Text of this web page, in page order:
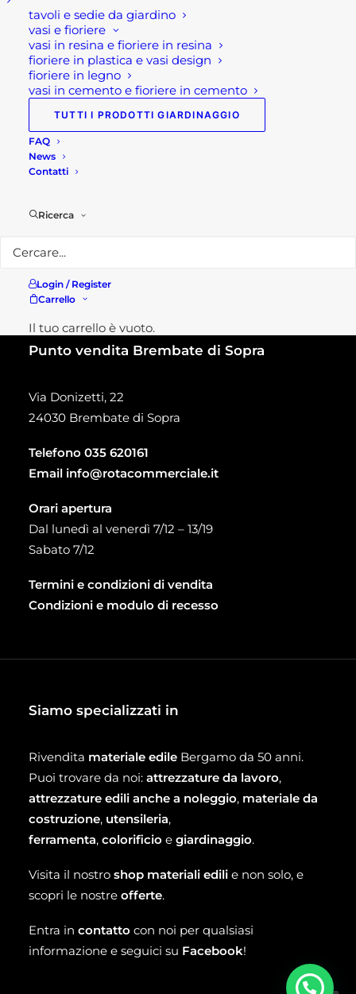
tavoli e sedie da giardino
vasi e fioriere
vasi in resina e fioriere in resina
fioriere in plastica e vasi design
fioriere in legno
vasi in cemento e fioriere in cemento
TUTTI I PRODOTTI GIARDINAGGIO
FAQ
News
Contatti
Ricerca
Login / Register
Carrello
Il tuo carrello è vuoto.
Via Manzoni, 120
24036 Ponte San Pietro (BG)
Telefono: 035 617139
Email:info@rotacommerciale.it
Orari apertura
Dal lunedì al venerdì 7/12 – 13/19
Sabato 7/12
Punto vendita Brembate di Sopra
Via Donizetti, 22
24030 Brembate di Sopra
Telefono 035 620161
Email info@rotacommerciale.it
Orari apertura
Dal lunedì al venerdì 7/12 – 13/19
Sabato 7/12
Termini e condizioni di vendita
Condizioni e modulo di recesso
Siamo specializzati in
Rivendita materiale edile Bergamo da 50 anni.
Puoi trovare da noi: attrezzature da lavoro,
attrezzature edili anche a noleggio, materiale da
costruzione, utensileria,
ferramenta, colorificio e giardinaggio.
Visita il nostro shop materiali edili e non solo, e
scopri le nostre offerte.
Entra in contatto con noi per qualsiasi
informazione e seguici su Facebook!